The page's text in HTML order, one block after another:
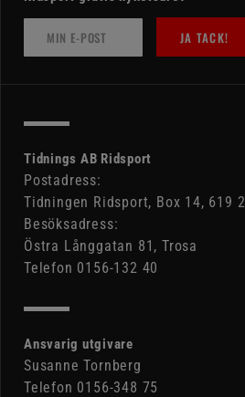
JA TACK!
Tidnings AB Ridsport
Postadress:
Tidningen Ridsport, Box 14, 619
Besöksadress:
Östra Långgatan 81, Trosa
Telefon 0156-132 40
Ansvarig utgivare
Susanne Tornberg
Telefon 0156-348 75